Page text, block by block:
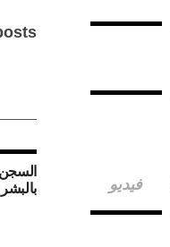
فيديو